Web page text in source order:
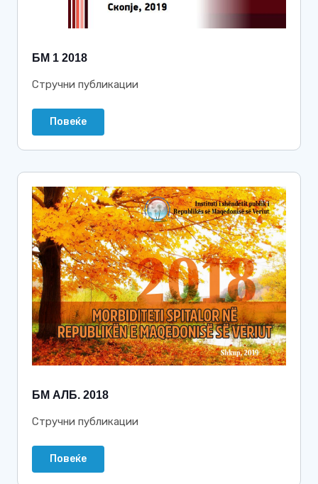
БМ 1 2018
Стручни публикации
Повеќе
БМ АЛБ. 2018
Стручни публикации
Повеќе